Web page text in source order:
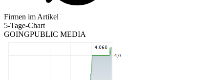
Firmen im Artikel
5-Tage-Chart
GOINGPUBLIC MEDIA